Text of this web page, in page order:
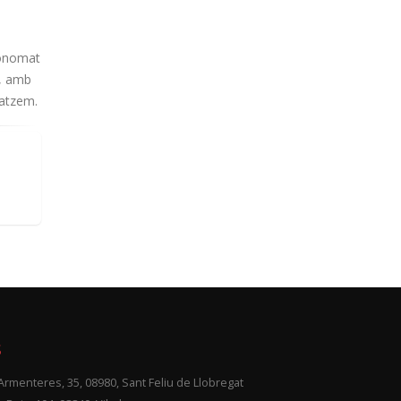
amb
35, 08980, Sant Feliu de Llobregat